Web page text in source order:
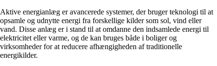
Aktive energianlæg er avancerede systemer, der bruger teknologi til at
opsamle og udnytte energi fra forskellige kilder som sol, vind eller
vand. Disse anlæg er i stand til at omdanne den indsamlede energi til
elektricitet eller varme, og de kan bruges både i boliger og
virksomheder for at reducere afhængigheden af traditionelle
energikilder.